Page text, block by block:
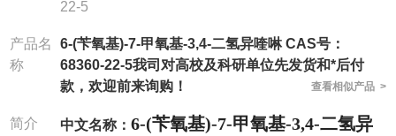
22-5
产品名
称
6-(苄氧基)-7-甲氧基-3,4-二氢异喹啉 CAS号：
68360-22-5我司对高校及科研单位先发货和*后付
款，欢迎前来询购！
查看相似产品 >
简介 中文名称： 6-(苄氧基)-7-甲氧基-3,4-二氢异